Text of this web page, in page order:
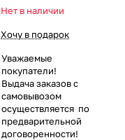
Нет в наличии
Хочу в подарок
Уважаемые
покупатели!
Выдача заказов с
самовывозом
осуществляется по
предварительной
договоренности!